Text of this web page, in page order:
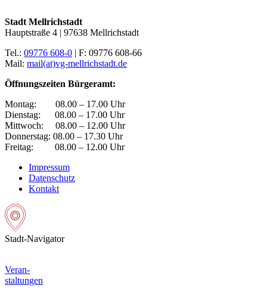
Stadt Mellrichstadt
Hauptstraße 4 | 97638 Mellrichstadt
Tel.: 09776 608-0 | F: 09776 608-66
Mail: mail(at)vg-mellrichstadt.de
Öffnungszeiten Bürgeramt:
Montag: 08.00 – 17.00 Uhr
Dienstag: 08.00 – 17.00 Uhr
Mittwoch: 08.00 – 12.00 Uhr
Donnerstag: 08.00 – 17.30 Uhr
Freitag: 08.00 – 12.00 Uhr
Impressum
Datenschutz
Kontakt
Stadt-Navigator
Veran-
staltungen